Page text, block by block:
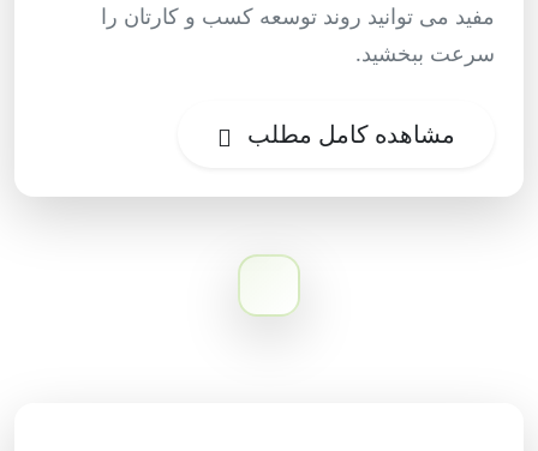
مفید می توانید روند توسعه کسب و کارتان را
سرعت ببخشید.
مشاهده کامل مطلب